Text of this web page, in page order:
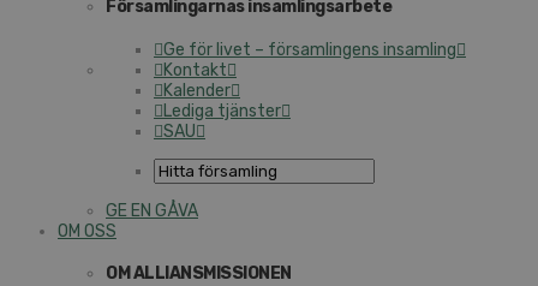
Församlingarnas insamlingsarbete
Ge för livet – församlingens insamling
Kontakt
Kalender
Lediga tjänster
SAU
GE EN GÅVA
OM OSS
OM ALLIANSMISSIONEN